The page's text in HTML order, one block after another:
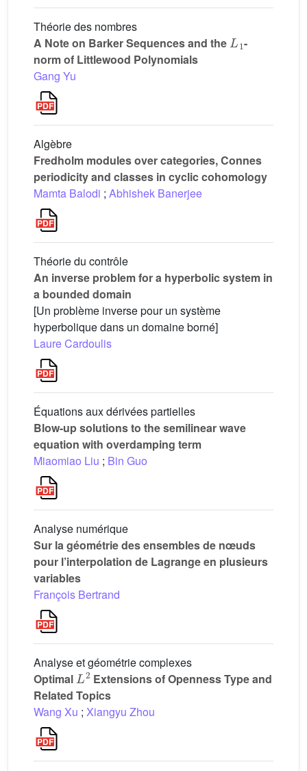
Théorie des nombres
A Note on Barker Sequences and the
-
norm of Littlewood Polynomials
Gang Yu
Algèbre
Fredholm modules over categories, Connes
periodicity and classes in cyclic cohomology
Mamta Balodi ; Abhishek Banerjee
Théorie du contrôle
An inverse problem for a hyperbolic system in
a bounded domain
[Un problème inverse pour un système
hyperbolique dans un domaine borné]
Laure Cardoulis
Équations aux dérivées partielles
Blow-up solutions to the semilinear wave
equation with overdamping term
Miaomiao Liu ; Bin Guo
Analyse numérique
Sur la géométrie des ensembles de nœuds
pour l’interpolation de Lagrange en plusieurs
variables
François Bertrand
Analyse et géométrie complexes
Optimal
L2
Extensions of Openness Type and
Related Topics
Wang Xu ; Xiangyu Zhou